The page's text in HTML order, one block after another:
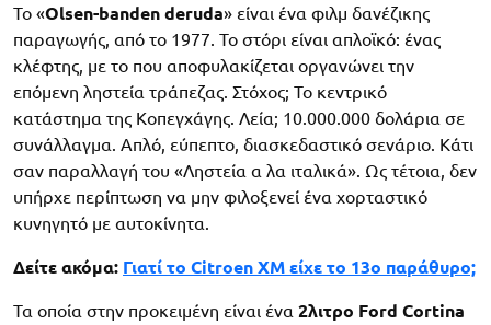
Το «Olsen-banden deruda» είναι ένα φιλμ δανέζικης
παραγωγής, από το 1977. Το στόρι είναι απλοϊκό: ένας
κλέφτης, με το που αποφυλακίζεται οργανώνει την
επόμενη ληστεία τράπεζας. Στόχος; Το κεντρικό
κατάστημα της Κοπεγχάγης. Λεία; 10.000.000 δολάρια σε
συνάλλαγμα. Απλό, εύπεπτο, διασκεδαστικό σενάριο. Κάτι
σαν παραλλαγή του «Ληστεία α λα ιταλικά». Ως τέτοια, δεν
υπήρχε περίπτωση να μην φιλοξενεί ένα χορταστικό
κυνηγητό με αυτοκίνητα.
Δείτε ακόμα: Γιατί το Citroen XM είχε το 13ο παράθυρο;
Τα οποία στην προκειμένη είναι ένα 2λιτρο Ford Cortina